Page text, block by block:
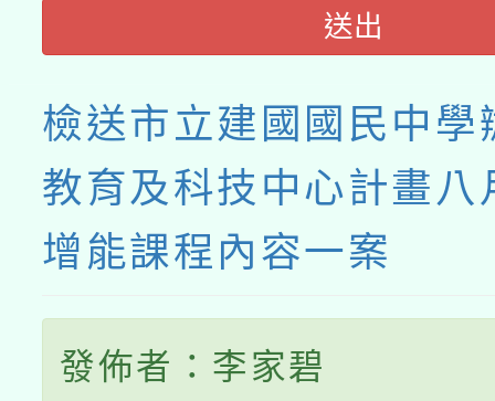
送出
檢送市立建國國民中學
教育及科技中心計畫八
增能課程內容一案
發佈者：李家碧